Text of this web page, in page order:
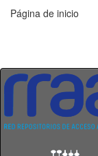
Página de inicio